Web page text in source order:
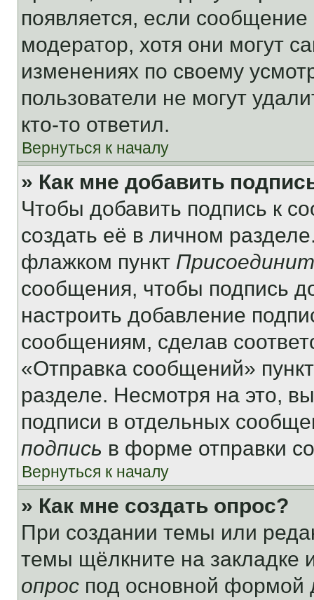
появляется, если
модератор, хотя они могут
изменениях по своему
пользователи не могут
кто-то ответил.
Вернуться к началу
» Как мне добавить
Чтобы добавить подпись к
создать её в личном
флажком пункт
сообщения, чтобы подпись
настроить добавление
сообщениям, сделав
«Отправка сообщений»
разделе. Несмотря на это,
подписи в отдельных
подпись в форме отправки
Вернуться к началу
» Как мне создать опрос?
При создании темы или
темы щёлкните на
опрос под основной формой